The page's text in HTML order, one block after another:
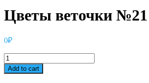
Цветы веточки №21
0₽
Цветы
веточки
№21
Add to cart